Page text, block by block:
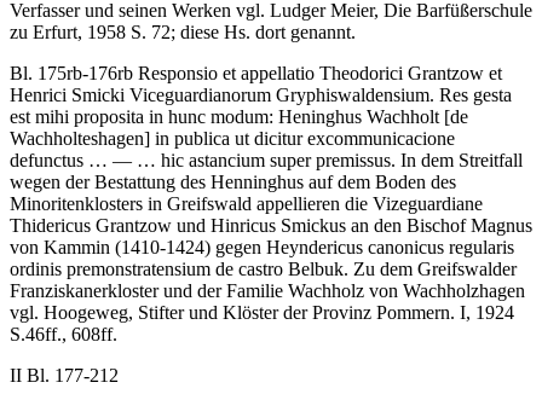
Verfasser und seinen Werken vgl. Ludger Meier, Die Barfüßerschule
zu Erfurt, 1958 S. 72; diese Hs. dort genannt.
Bl. 175rb-176rb Responsio et appellatio Theodorici Grantzow et
Henrici Smicki Viceguardianorum Gryphiswaldensium. Res gesta
est mihi proposita in hunc modum: Heninghus Wachholt [de
Wachholteshagen] in publica ut dicitur excommunicacione
defunctus … — … hic astancium super premissus. In dem Streitfall
wegen der Bestattung des Henninghus auf dem Boden des
Minoritenklosters in Greifswald appellieren die Vizeguardiane
Thidericus Grantzow und Hinricus Smickus an den Bischof Magnus
von Kammin (1410-1424) gegen Heyndericus canonicus regularis
ordinis premonstratensium de castro Belbuk. Zu dem Greifswalder
Franziskanerkloster und der Familie Wachholz von Wachholzhagen
vgl. Hoogeweg, Stifter und Klöster der Provinz Pommern. I, 1924
S.46ff., 608ff.
II Bl. 177-212